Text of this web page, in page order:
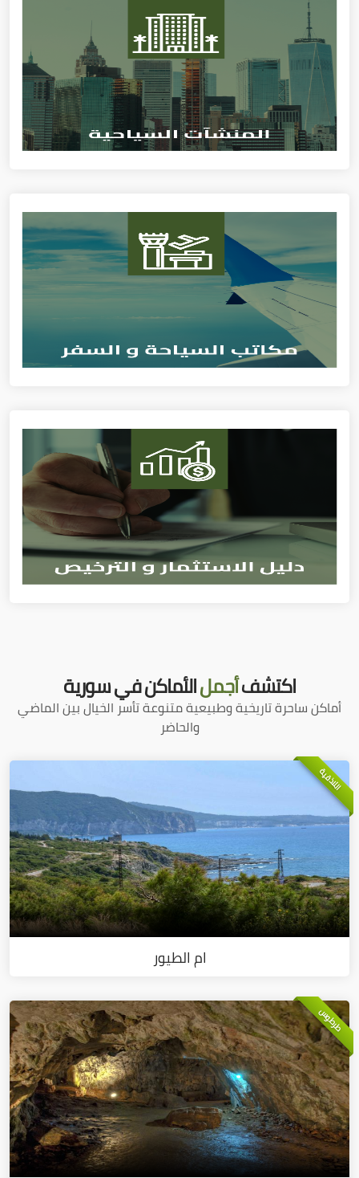
اكتشفأجملالأماكن في سورية
أماكن ساحرة تاريخية وطبيعية متنوعة تأسر الخيال بين الماضي
والحاضر
اللاذقية
ام الطيور
طرطوس